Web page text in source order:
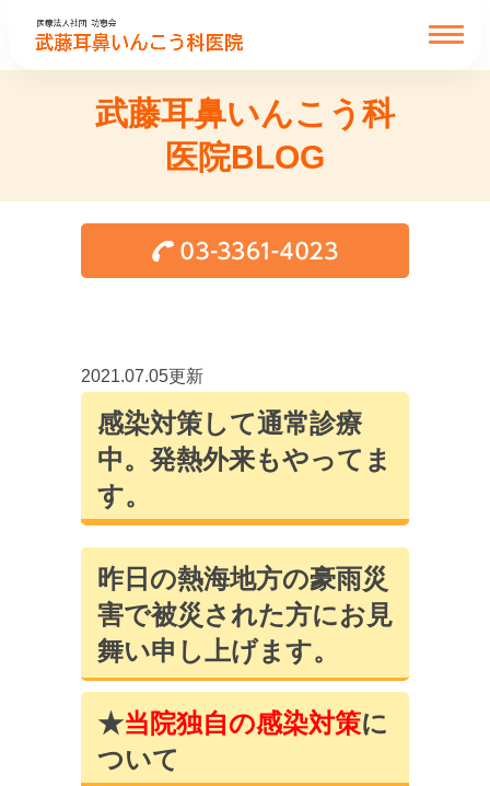
武藤耳鼻いんこう科
医院BLOG
2021.07.05更新
感染対策して通常診療
中。発熱外来もやってま
す。
昨日の熱海地方の豪雨災
害で被災された方にお見
舞い申し上げます。
★当院独自の感染対策に
ついて